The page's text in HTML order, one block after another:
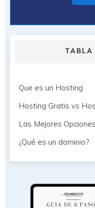
TABLA
Que es un Hosting
Hosting Gratis vs
Las Mejores
¿Qué es un dominio?